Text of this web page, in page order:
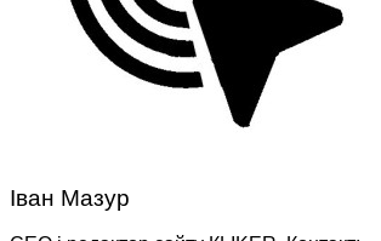
Іван Мазур